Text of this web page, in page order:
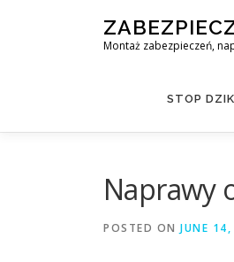
Montaż zabezpieczeń,
STOP DZIK
Naprawy
POSTED ON JUNE